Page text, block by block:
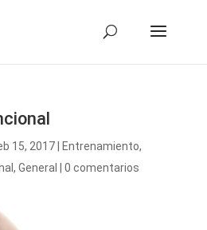
15, 2017| Entrenamiento,
, General 0 comentarios